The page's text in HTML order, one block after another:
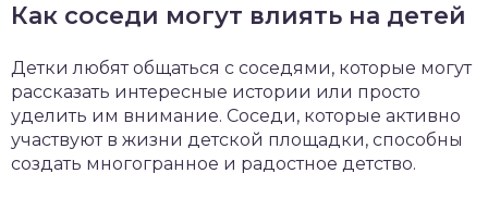
Как соседи могут влиять на детей
Детки любят общаться с соседями, которые могут
рассказать интересные истории или просто
уделить им внимание. Соседи, которые активно
участвуют в жизни детской площадки, способны
создать многогранное и радостное детство.